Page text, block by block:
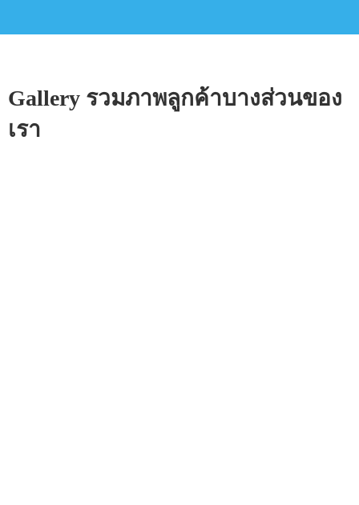
Gallery รวมภาพลูกค้าบางส่วนของ
เรา